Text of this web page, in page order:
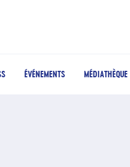
ÉVÉNEMENTS MÉDIATHÈQUE